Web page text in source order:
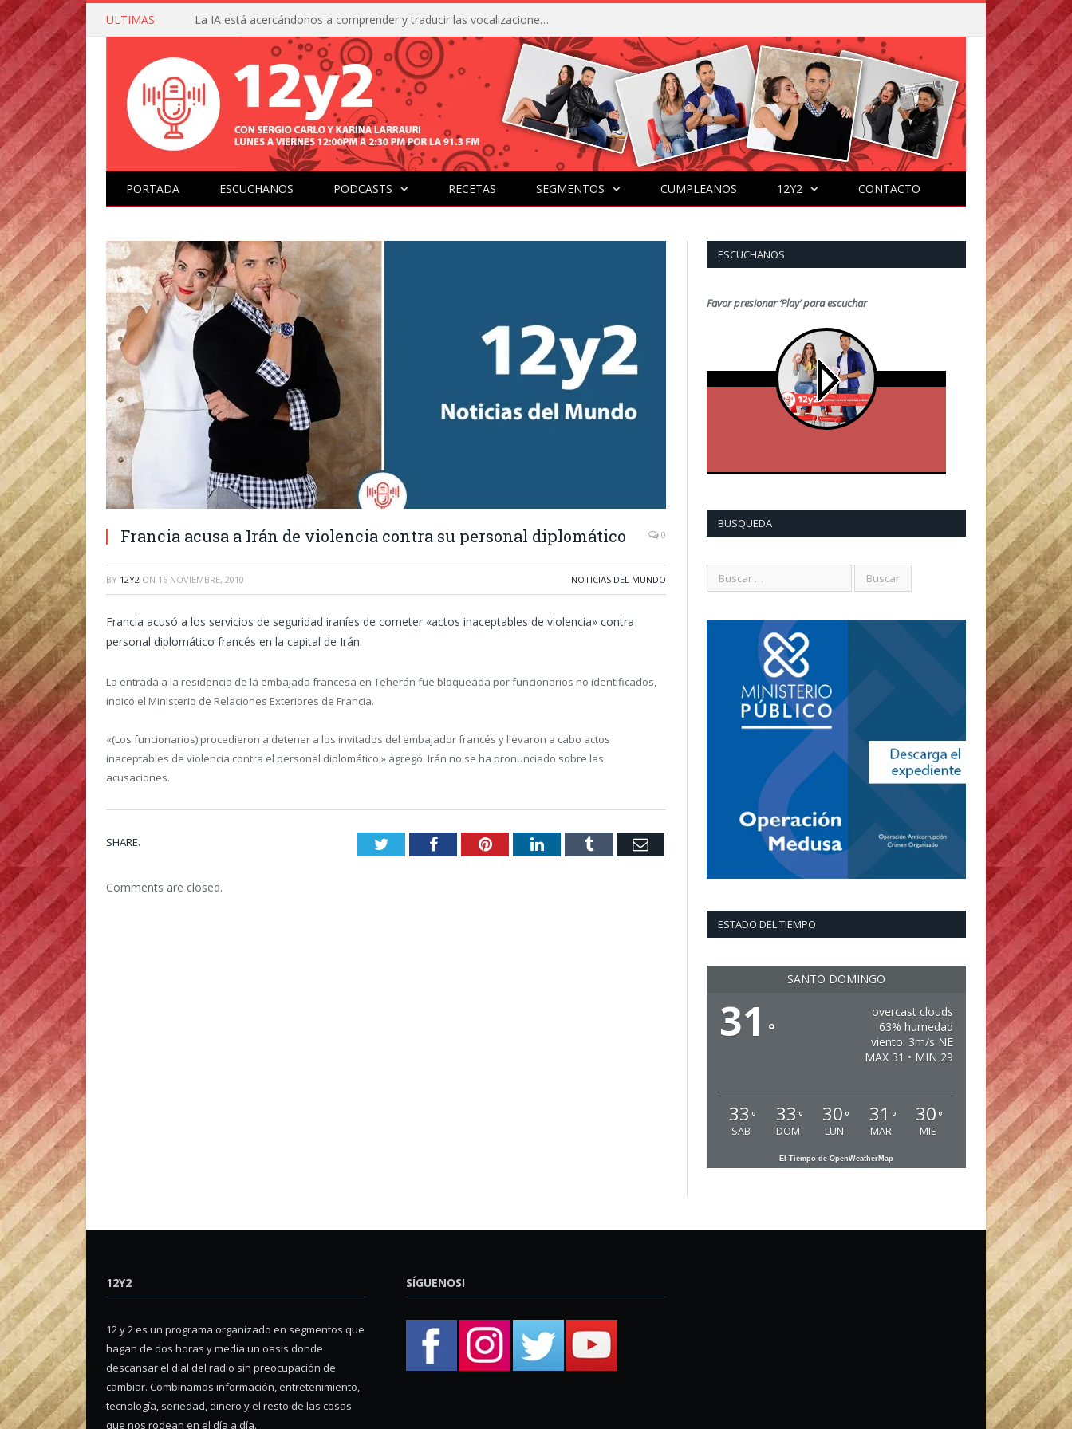
ULTIMAS La IA está acercándonos a comprender y traducir las vocalizaciones y comportamientos de nuestras mascotas
PORTADA ESCUCHANOS PODCASTS RECETAS SEGMENTOS CUMPLEAÑOS 12Y2 CONTACTO
Francia acusa a Irán de violencia contra su personal diplomático 0
BY 12Y2 ON 16 NOVIEMBRE, 2010 NOTICIAS DEL MUNDO
Francia acusó a los servicios de seguridad iraníes de cometer «actos inaceptables de violencia» contra
personal diplomático francés en la capital de Irán.
La entrada a la residencia de la embajada francesa en Teherán fue bloqueada por funcionarios no identificados,
indicó el Ministerio de Relaciones Exteriores de Francia.
«(Los funcionarios) procedieron a detener a los invitados del embajador francés y llevaron a cabo actos
inaceptables de violencia contra el personal diplomático,» agregó. Irán no se ha pronunciado sobre las
acusaciones.
SHARE. TwitterFacebookPinterestLinkedInTumblr Email
Comments are closed.
ESCUCHANOS
Favor presionar ‘Play’ para escuchar
BUSQUEDA
ESTADO DEL TIEMPO
SANTO DOMINGO
31 °
overcast clouds
63% humedad
viento: 3m/s NE
MAX 31 • MIN 29
33 °
SAB
33 °
DOM
30 °
LUN
31 °
MAR
30 °
MIE
El Tiempo de OpenWeatherMap
12Y2
12 y 2 es un programa organizado en segmentos que
hagan de dos horas y media un oasis donde
descansar el dial del radio sin preocupación de
cambiar. Combinamos información, entretenimiento,
tecnología, seriedad, dinero y el resto de las cosas
que nos rodean en el día a día.
SÍGUENOS!